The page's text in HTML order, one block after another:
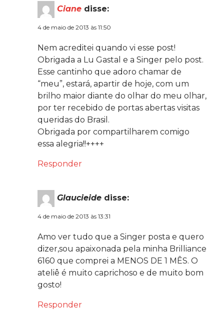
Ciane disse:
4 de maio de 2013 às 11:50
Nem acreditei quando vi esse post!
Obrigada a Lu Gastal e a Singer pelo post.
Esse cantinho que adoro chamar de
“meu”, estará, apartir de hoje, com um
brilho maior diante do olhar do meu olhar,
por ter recebido de portas abertas visitas
queridas do Brasil.
Obrigada por compartilharem comigo
essa alegria!!++++
Responder
Glaucieide disse:
4 de maio de 2013 às 13:31
Amo ver tudo que a Singer posta e quero
dizer,sou apaixonada pela minha Brilliance
6160 que comprei a MENOS DE 1 MÊS. O
ateliê é muito caprichoso e de muito bom
gosto!
Responder